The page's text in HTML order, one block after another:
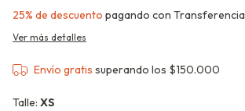
25% de descuento pagando con Transferencia
Ver más detalles
Envío gratis superando los $150.000
Talle: XS